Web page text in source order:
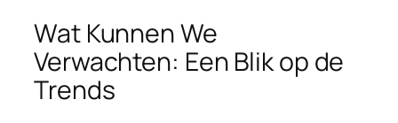
Wat Kunnen We
Verwachten: Een Blik op de
Trends